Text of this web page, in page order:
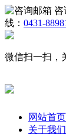
咨
线： 0431-
微信扫一扫，
网站首页
关于我们